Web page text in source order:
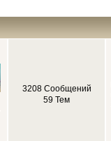
3208 Сообщений
59 Тем